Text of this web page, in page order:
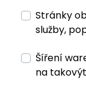
Stránky
služby,
Šíření
na